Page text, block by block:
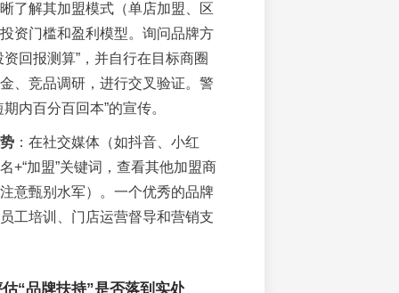
了解其加盟模式（单店加盟、区
资门槛和盈利模型。询问品牌方
资回报测算”，并自行在目标商圈
、竞品调研，进行交叉验证。警
内百分百回本”的宣传。
：在社交媒体（如抖音、小红
+“加盟”关键词，查看其他加盟商
意甄别水军）。一个优秀的品牌
工培训、门店运营督导和营销支
“品牌扶持”是否落到实处